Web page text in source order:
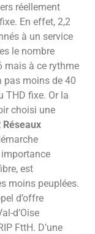
réellement
En effet, 2,2
à un service
le nombre
mais à ce rythme
pas moins de 40
THD fixe. Or la
choisi une
Réseaux
est
moins peuplées.
d’offre
d’Oise
FttH. D’une